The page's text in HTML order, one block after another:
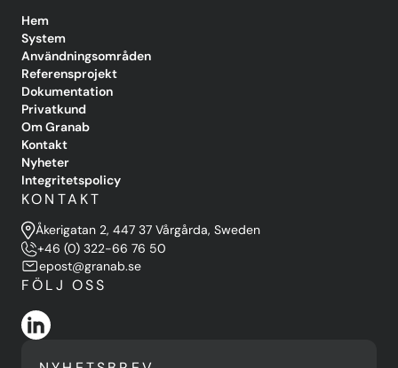
Hem
System
Användningsområden
Referensprojekt
Dokumentation
Privatkund
Om Granab
Kontakt
Nyheter
Integritetspolicy
KONTAKT
Åkerigatan 2, 447 37 Vårgårda, Sweden
+46 (0) 322-66 76 50
epost@granab.se
FÖLJ OSS